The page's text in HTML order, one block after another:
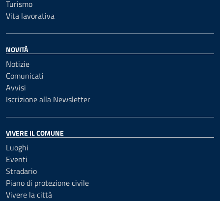
Turismo
Vita lavorativa
NOVITÀ
Notizie
Comunicati
Avvisi
Iscrizione alla Newsletter
VIVERE IL COMUNE
Luoghi
Eventi
Stradario
Piano di protezione civile
Vivere la città